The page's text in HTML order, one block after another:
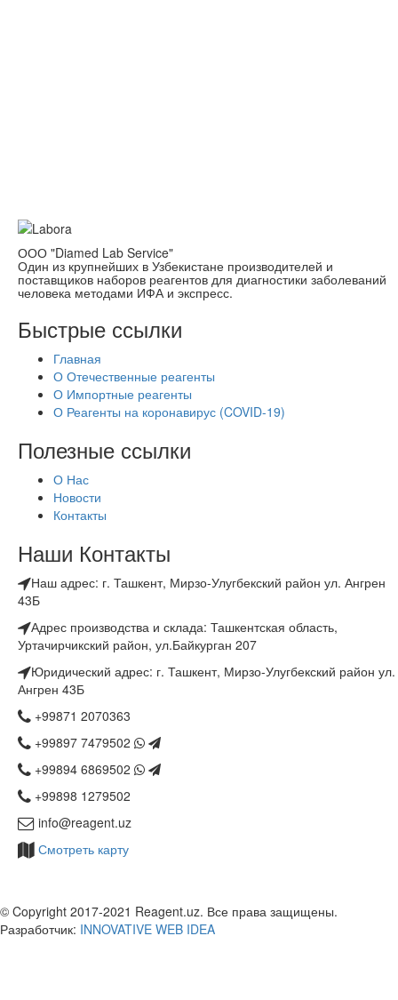
ООО "Diamed Lab Service"
Один из крупнейших в Узбекистане производителей и
поставщиков наборов реагентов для диагностики заболеваний
человека методами ИФА и экспресс.
Быстрые ссылки
Главная
О Отечественные реагенты
О Импортные реагенты
О Реагенты на коронавирус (COVID-19)
Полезные ссылки
О Нас
Новости
Контакты
Наши Контакты
Наш адрес: г. Ташкент, Мирзо-Улугбекский район ул. Ангрен
43Б
Адрес производства и склада: Ташкентская область,
Уртачирчикский район, ул.Байкурган 207
Юридический адрес: г. Ташкент, Мирзо-Улугбекский район ул.
Ангрен 43Б
+99871 2070363
+99897 7479502
+99894 6869502
+99898 1279502
info@reagent.uz
Смотреть карту
© Copyright 2017-2021 Reagent.uz. Все права защищены.
Разработчик: INNOVATIVE WEB IDEA